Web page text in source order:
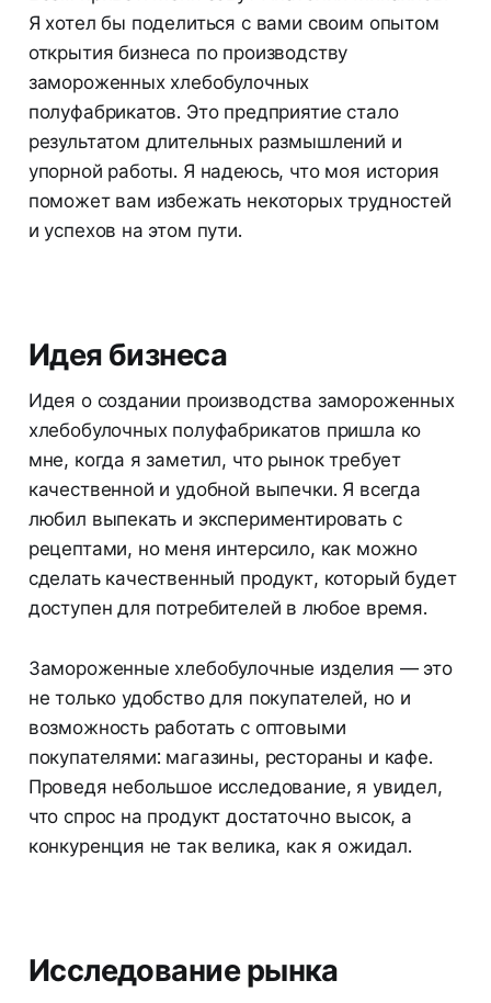
Я хотел бы поделиться с вами своим опытом
открытия бизнеса по производству
замороженных хлебобулочных
полуфабрикатов. Это предприятие стало
результатом длительных размышлений и
упорной работы. Я надеюсь, что моя история
поможет вам избежать некоторых трудностей
и успехов на этом пути.
Идея бизнеса
Идея о создании производства замороженных
хлебобулочных полуфабрикатов пришла ко
мне, когда я заметил, что рынок требует
качественной и удобной выпечки. Я всегда
любил выпекать и экспериментировать с
рецептами, но меня интерсило, как можно
сделать качественный продукт, который будет
доступен для потребителей в любое время.
Замороженные хлебобулочные изделия — это
не только удобство для покупателей, но и
возможность работать с оптовыми
покупателями: магазины, рестораны и кафе.
Проведя небольшое исследование, я увидел,
что спрос на продукт достаточно высок, а
конкуренция не так велика, как я ожидал.
Исследование рынка